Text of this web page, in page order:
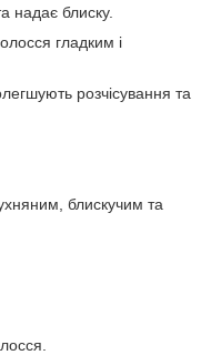
блиску.
гладким і
розчісування та
блискучим та